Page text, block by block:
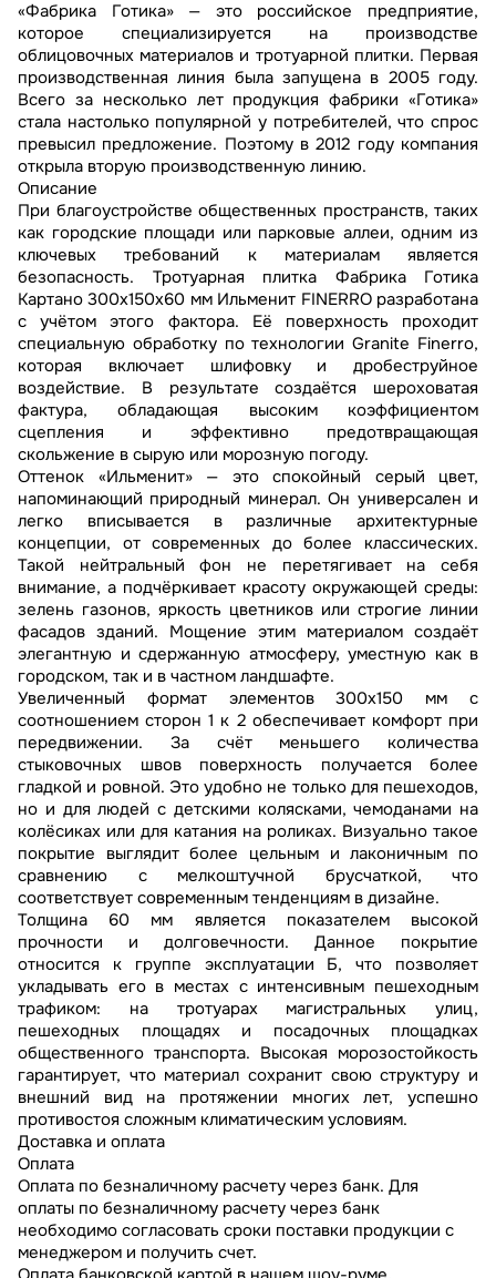
«Фабрика Готика» — это российское предприятие,
которое специализируется на производстве
облицовочных материалов и тротуарной плитки. Первая
производственная линия была запущена в 2005 году.
Всего за несколько лет продукция фабрики «Готика»
стала настолько популярной у потребителей, что спрос
превысил предложение. Поэтому в 2012 году компания
открыла вторую производственную линию.
Описание
При благоустройстве общественных пространств, таких
как городские площади или парковые аллеи, одним из
ключевых требований к материалам является
безопасность. Тротуарная плитка Фабрика Готика
Картано 300х150х60 мм Ильменит FINERRO разработана
с учётом этого фактора. Её поверхность проходит
специальную обработку по технологии Granite Finerro,
которая включает шлифовку и дробеструйное
воздействие. В результате создаётся шероховатая
фактура, обладающая высоким коэффициентом
сцепления и эффективно предотвращающая
скольжение в сырую или морозную погоду.
Оттенок «Ильменит» — это спокойный серый цвет,
напоминающий природный минерал. Он универсален и
легко вписывается в различные архитектурные
концепции, от современных до более классических.
Такой нейтральный фон не перетягивает на себя
внимание, а подчёркивает красоту окружающей среды:
зелень газонов, яркость цветников или строгие линии
фасадов зданий. Мощение этим материалом создаёт
элегантную и сдержанную атмосферу, уместную как в
городском, так и в частном ландшафте.
Увеличенный формат элементов 300х150 мм с
соотношением сторон 1 к 2 обеспечивает комфорт при
передвижении. За счёт меньшего количества
стыковочных швов поверхность получается более
гладкой и ровной. Это удобно не только для пешеходов,
но и для людей с детскими колясками, чемоданами на
колёсиках или для катания на роликах. Визуально такое
покрытие выглядит более цельным и лаконичным по
сравнению с мелкоштучной брусчаткой, что
соответствует современным тенденциям в дизайне.
Толщина 60 мм является показателем высокой
прочности и долговечности. Данное покрытие
относится к группе эксплуатации Б, что позволяет
укладывать его в местах с интенсивным пешеходным
трафиком: на тротуарах магистральных улиц,
пешеходных площадях и посадочных площадках
общественного транспорта. Высокая морозостойкость
гарантирует, что материал сохранит свою структуру и
внешний вид на протяжении многих лет, успешно
противостоя сложным климатическим условиям.
Доставка и оплата
Оплата
Оплата по безналичному расчету через банк. Для
оплаты по безналичному расчету через банк
необходимо согласовать сроки поставки продукции с
менеджером и получить счет.